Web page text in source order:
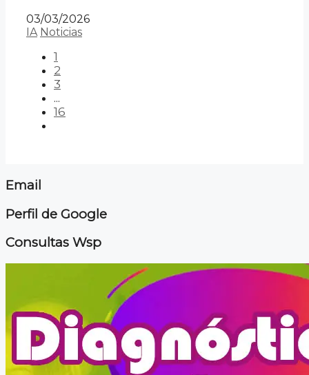
03/03/2026
IA Noticias
1
2
3
...
16
Email
Perfil de Google
Consultas Wsp